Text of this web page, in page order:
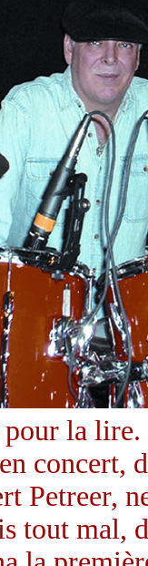
la lire.
concert,
Petreer,
tout mal,